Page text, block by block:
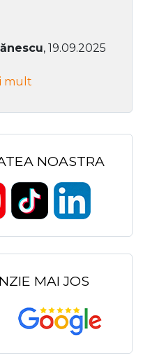
, 19.09.2025
mult
NOASTRA
MAI JOS